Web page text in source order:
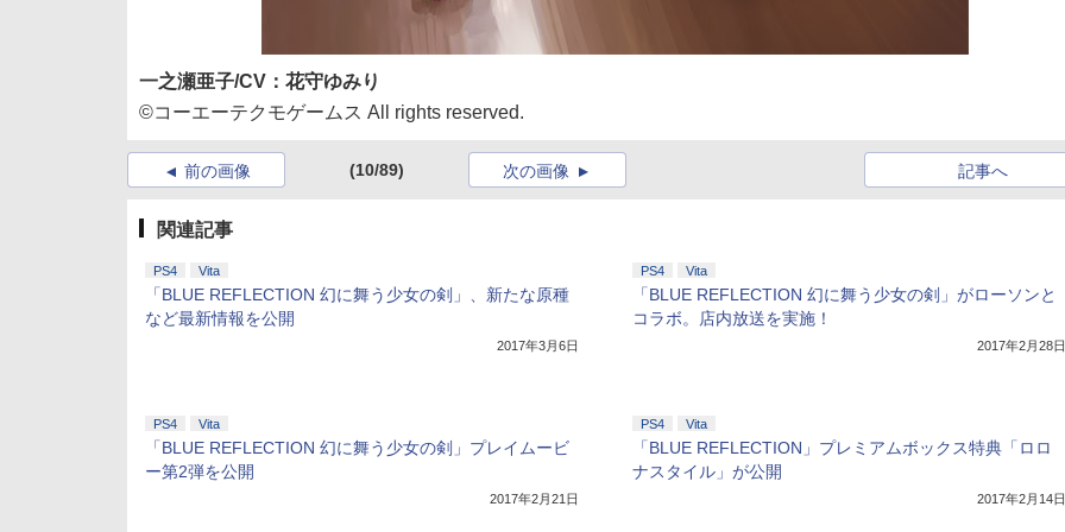
一之瀬亜子/CV：花守ゆみり
©コーエーテクモゲームス All rights reserved.
前の画像 (10/89) 次の画像 記事へ
関連記事
PS4 Vita
「BLUE REFLECTION 幻に舞う少女の剣」、新たな原種
など最新情報を公開
2017年3月6日
PS4 Vita
「BLUE REFLECTION 幻に舞う少女の剣」がローソンと
コラボ。店内放送を実施！
2017年2月28日
PS4 Vita
「BLUE REFLECTION 幻に舞う少女の剣」プレイムービ
ー第2弾を公開
2017年2月21日
PS4 Vita
「BLUE REFLECTION」プレミアムボックス特典「ロロ
ナスタイル」が公開
2017年2月14日